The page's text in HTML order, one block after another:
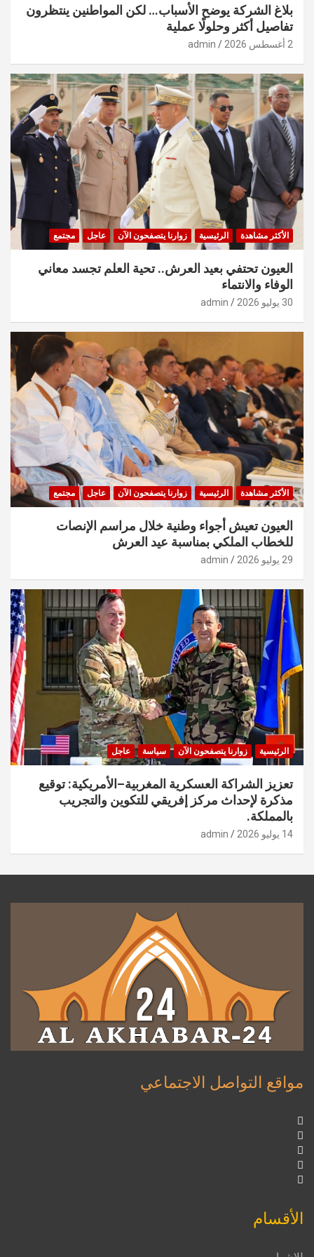
بلاغ الشركة يوضح الأسباب… لكن المواطنين ينتظرون
تفاصيل أكثر وحلولًا عملية
2 أغسطس 2026 admin
الأكثر مشاهدة الرئيسية زوارنا يتصفحون الآن عاجل مجتمع
العيون تحتفي بعيد العرش.. تحية العلم تجسد معاني
الوفاء والانتماء
30 يوليو 2026 admin
الأكثر مشاهدة الرئيسية زوارنا يتصفحون الآن عاجل مجتمع
العيون تعيش أجواء وطنية خلال مراسم الإنصات
للخطاب الملكي بمناسبة عيد العرش
29 يوليو 2026 admin
الرئيسية زوارنا يتصفحون الآن سياسة عاجل
تعزيز الشراكة العسكرية المغربية–الأمريكية: توقيع
مذكرة لإحداث مركز إفريقي للتكوين والتجريب
بالمملكة.
14 يوليو 2026 admin
مواقع التواصل الاجتماعي
الأقسام